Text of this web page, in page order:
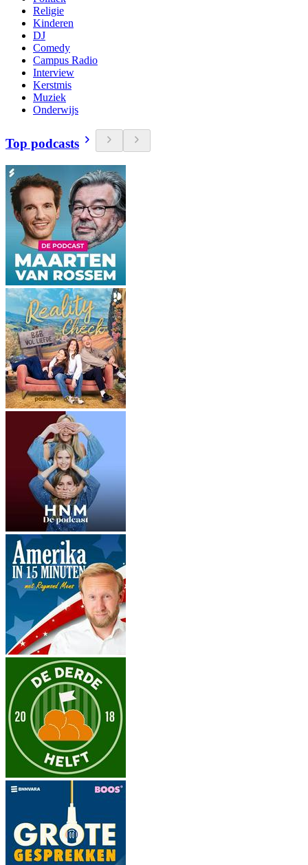
Religie
Kinderen
DJ
Comedy
Campus Radio
Interview
Kerstmis
Muziek
Onderwijs
Top podcasts